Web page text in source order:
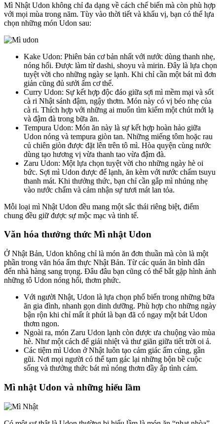
Mì Nhật Udon không chỉ đa dạng về cách chế biến mà còn phù hợp
với mọi mùa trong năm. Tùy vào thời tiết và khẩu vị, bạn có thể lựa
chọn những món Udon sau:
Kake Udon: Phiên bản cơ bản nhất với nước dùng thanh nhẹ,
nóng hổi. Được làm từ dashi, shoyu và mirin. Đây là lựa chọn
tuyệt vời cho những ngày se lạnh. Khi chỉ cần một bát mì đơn
giản cũng đủ sưởi ấm cơ thể.
Curry Udon: Sự kết hợp độc đáo giữa sợi mì mềm mại và sốt
cà ri Nhật sánh đậm, ngậy thơm. Món này có vị béo nhẹ của
cà ri. Thích hợp với những ai muốn tìm kiếm một chút mới lạ
và đậm đà trong bữa ăn.
Tempura Udon: Món ăn này là sự kết hợp hoàn hảo giữa
Udon nóng và tempura giòn tan. Những miếng tôm hoặc rau
củ chiên giòn được đặt lên trên tô mì. Hòa quyện cùng nước
dùng tạo hương vị vừa thanh tao vừa đậm đà.
Zaru Udon: Một lựa chọn tuyệt vời cho những ngày hè oi
bức. Sợi mì Udon được để lạnh, ăn kèm với nước chấm tsuyu
thanh mát. Khi thưởng thức, bạn chỉ cần gắp mì nhúng nhẹ
vào nước chấm và cảm nhận sự tươi mát lan tỏa.
Mỗi loại mì Nhật Udon đều mang một sắc thái riêng biệt, điểm
chung đều giữ được sự mộc mạc và tinh tế.
Văn hóa thưởng thức Mì nhật Udon
Ở Nhật Bản, Udon không chỉ là món ăn đơn thuần mà còn là một
phần trong văn hóa ẩm thực Nhật Bản. Từ các quán ăn bình dân
đến nhà hàng sang trọng. Đâu đâu bạn cũng có thể bắt gặp hình ảnh
những tô Udon nóng hổi, thơm phức.
Với người Nhật, Udon là lựa chọn phổ biến trong những bữa
ăn gia đình, nhanh gọn dinh dưỡng. Phù hợp cho những ngày
bận rộn khi chỉ mất ít phút là bạn đã có ngay một bát Udon
thơm ngon.
Ngoài ra, món Zaru Udon lạnh còn được ưa chuộng vào mùa
hè. Như một cách để giải nhiệt và thư giãn giữa tiết trời oi ả.
Các tiệm mì Udon ở Nhật luôn tạo cảm giác ấm cúng, gần
gũi. Nơi mọi người có thể tạm gác lại những bộn bề cuộc
sống và thưởng thức bát mì nóng thơm đầy ắp tình cảm.
Mì nhật Udon và những hiểu lầm